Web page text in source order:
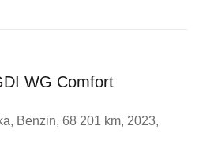
WG Comfort
, Benzin, 68 201 km, 2023,